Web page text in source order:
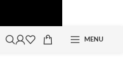
MENU